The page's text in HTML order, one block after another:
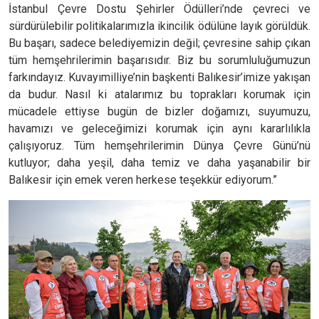
İstanbul Çevre Dostu Şehirler Ödülleri’nde çevreci ve
sürdürülebilir politikalarımızla ikincilik ödülüne layık görüldük.
Bu başarı, sadece belediyemizin değil; çevresine sahip çıkan
tüm hemşehrilerimin başarısıdır. Biz bu sorumluluğumuzun
farkındayız. Kuvayımilliye’nin başkenti Balıkesir’imize yakışan
da budur. Nasıl ki atalarımız bu toprakları korumak için
mücadele ettiyse bugün de bizler doğamızı, suyumuzu,
havamızı ve geleceğimizi korumak için aynı kararlılıkla
çalışıyoruz. Tüm hemşehrilerimin Dünya Çevre Günü’nü
kutluyor; daha yeşil, daha temiz ve daha yaşanabilir bir
Balıkesir için emek veren herkese teşekkür ediyorum.”